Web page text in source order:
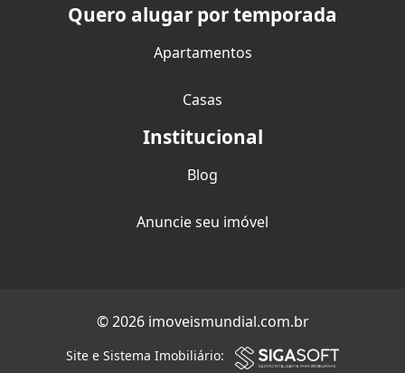
Quero alugar por temporada
Apartamentos
Casas
Institucional
Blog
Anuncie seu imóvel
© 2026 imoveismundial.com.br
Site e Sistema Imobiliário: